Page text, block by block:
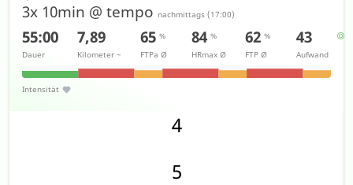
3x 10min @ tempo nachmittags (17:00)
55:00
Dauer
7,89
Kilometer ~
65 %
FTPa Ø
84 %
HRmax Ø
62 %
FTP Ø
43
Aufwand
Intensität
4
5